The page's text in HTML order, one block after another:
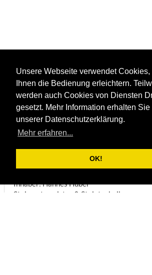
Unsere Webseite verwendet Cookies,
Ihnen die Bedienung erleichtern.
werden auch Cookies von Diensten
gesetzt. Mehr Information erhalten Sie
unserer Datenschutzerklärung.
Mehr erfahren...
OK!
Inhaber: Hannes Huber
Steinmetzmeister & Steintechniker